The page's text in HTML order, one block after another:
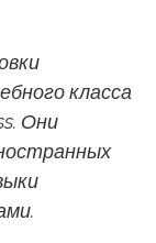
класса
Они